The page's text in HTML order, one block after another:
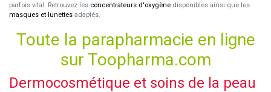
parfois vital. Retrouvez les concentrateurs d'oxygène disponibles ainsi que les
masques et lunettes adaptés.
Toute la parapharmacie en ligne
sur Toopharma.com
Dermocosmétique et soins de la peau